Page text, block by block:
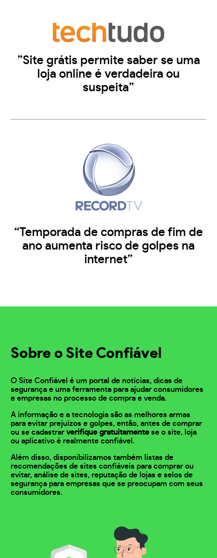
”Site grátis permite saber se uma
loja online é verdadeira ou
suspeita”
“Temporada de compras de fim de
ano aumenta risco de golpes na
internet”
Sobre o Site Confiável
O Site Confiável é um portal de notícias, dicas de
segurança e uma ferramenta para ajudar consumidores
e empresas no processo de compra e venda.
A informação e a tecnologia são as melhores armas
para evitar prejuízos e golpes, então, antes de comprar
ou se cadastrarverifique gratuitamente se o site, loja
ou aplicativo é realmente confiável.
Além disso, disponibilizamos também listas de
recomendações de sites confiáveis para comprar ou
evitar, análise de sites, reputação de lojas e selos de
segurança para empresas que se preocupam com seus
consumidores.